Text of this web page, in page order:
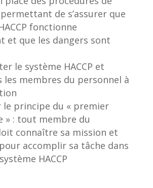
de s’assurer que
fonctionne
et que les dangers sont
le système HACCP et
membres du personnel à
le principe du « premier
» : tout membre du
connaître sa mission et
accomplir sa tâche dans
HACCP